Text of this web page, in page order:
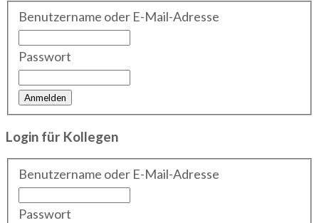
Benutzername oder E-Mail-Adresse
Passwort
Login für Kollegen
Benutzername oder E-Mail-Adresse
Passwort